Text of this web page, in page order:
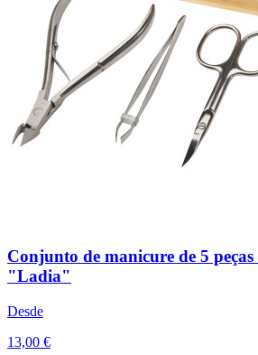
Conjunto de manicure de 5
"Ladia"
Desde
13,00 €